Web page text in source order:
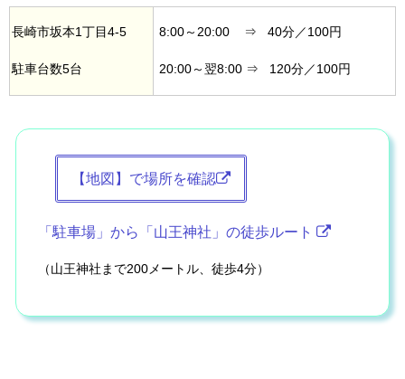
長崎市坂本1丁目4-5
駐車台数5台
8:00～20:00 ⇒ 40分／100円
20:00～翌8:00 ⇒ 120分／100円
【地図】で場所を確認
「駐車場」から「山王神社」の徒歩ルート
（山王神社まで200メートル、徒歩4分）